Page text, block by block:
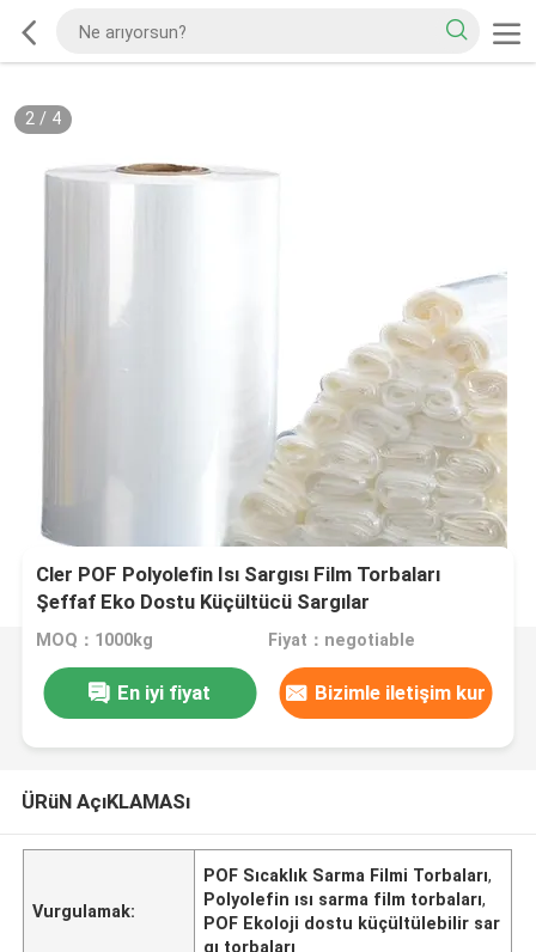
2/ 4
Cler POF Polyolefin Isı Sargısı Film Torbaları
Şeffaf Eko Dostu Küçültücü Sargılar
MOQ：1000kg Fiyat：negotiable
En iyi fiyat Bizimle iletişim kur
ÜRüN AçıKLAMASı
Vurgulamak:
POF Sıcaklık Sarma Filmi Torbaları,
Polyolefin ısı sarma film torbaları,
POF Ekoloji dostu küçültülebilir sar
gı torbaları